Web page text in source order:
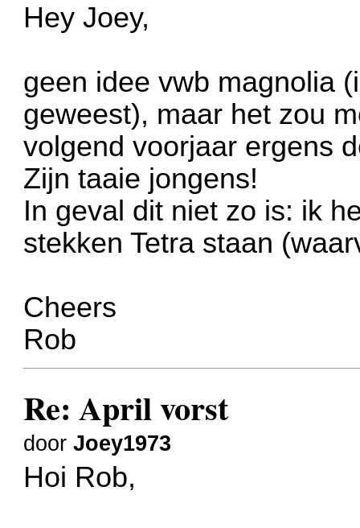
Hey Joey,
geen idee vwb magnolia
geweest), maar het zou
volgend voorjaar ergens
Zijn taaie jongens!
In geval dit niet zo is: ik
stekken Tetra staan
Cheers
Rob
Re: April vorst
doorJoey1973
Hoi Rob,